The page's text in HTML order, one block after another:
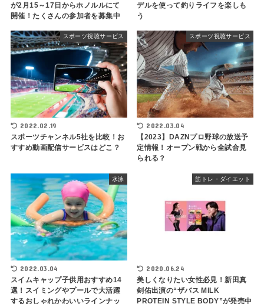
が2月15～17日からホノルルにて
開催！たくさんの参加者を募集中
デルを使って釣りライフを楽しも
う
スポーツ視聴サービス
2022.02.19
スポーツチャンネル5社を比較！お
すすめ動画配信サービスはどこ？
スポーツ視聴サービス
2022.03.04
【2023】DAZNプロ野球の放送予
定情報！オープン戦から全試合見
られる？
水泳
2022.03.04
スイムキャップ子供用おすすめ14
選！スイミングやプールで大活躍
するおしゃれかわいいラインナッ
筋トレ・ダイエット
2020.06.24
美しくなりたい女性必見！新田真
剣佑出演の“ザバス MILK
PROTEIN STYLE BODY”が発売中